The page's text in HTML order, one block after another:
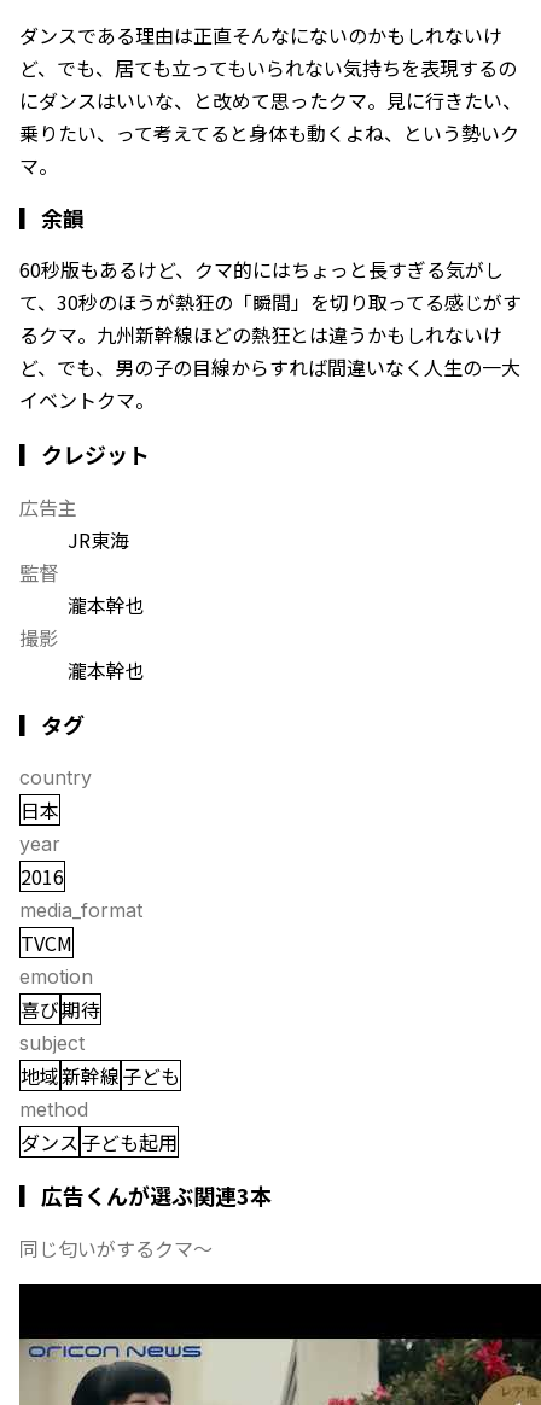
ダンスである理由は正直そんなにないのかもしれないけ
ど、でも、居ても立ってもいられない気持ちを表現するの
にダンスはいいな、と改めて思ったクマ。見に行きたい、
乗りたい、って考えてると身体も動くよね、という勢いク
マ。
▎ 余韻
60秒版もあるけど、クマ的にはちょっと長すぎる気がし
て、30秒のほうが熱狂の「瞬間」を切り取ってる感じがす
るクマ。九州新幹線ほどの熱狂とは違うかもしれないけ
ど、でも、男の子の目線からすれば間違いなく人生の一大
イベントクマ。
▎クレジット
広告主
JR東海
監督
瀧本幹也
撮影
瀧本幹也
▎タグ
country
日本
year
2016
media_format
TVCM
emotion
喜び期待
subject
地域新幹線子ども
method
ダンス子ども起用
▎広告くんが選ぶ関連3本
同じ匂いがするクマ〜